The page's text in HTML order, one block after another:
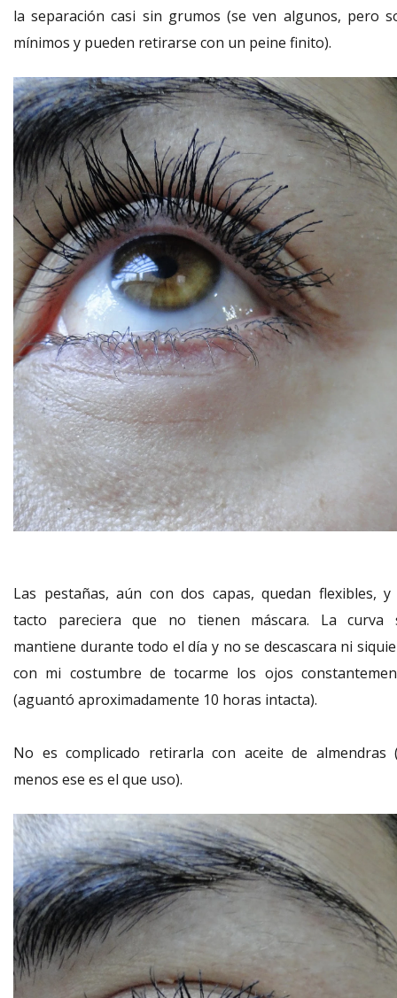
la separación casi sin grumos (se ven algunos, pero
mínimos y pueden retirarse con un peine finito).
Las pestañas, aún con dos capas, quedan flexibles, y
tacto pareciera que no tienen máscara. La curva
mantiene durante todo el día y no se descascara ni
con mi costumbre de tocarme los ojos
(aguantó aproximadamente 10 horas intacta).
No es complicado retirarla con aceite de almendras
menos ese es el que uso).